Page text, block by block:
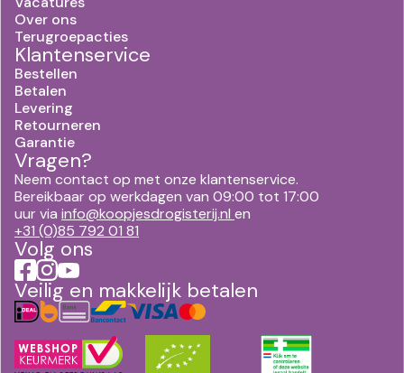
Over ons
Terugroepacties
Klantenservice
Bestellen
Betalen
Levering
Retourneren
Garantie
Vragen?
Neem contact op met onze klantenservice.
Bereikbaar op werkdagen van 09:00 tot 17:00
uur via info@koopjesdrogisterij.nl en
+31 (0)85 792 01 81
Volg ons
Veilig en makkelijk betalen